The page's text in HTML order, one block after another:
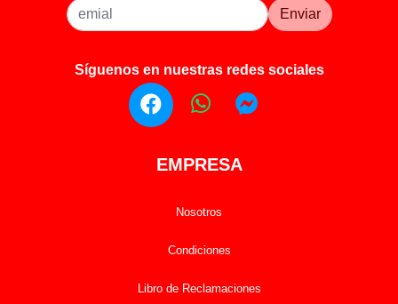
Enviar
Síguenos en nuestras redes sociales
EMPRESA
Nosotros
Condiciones
Libro de Reclamaciones